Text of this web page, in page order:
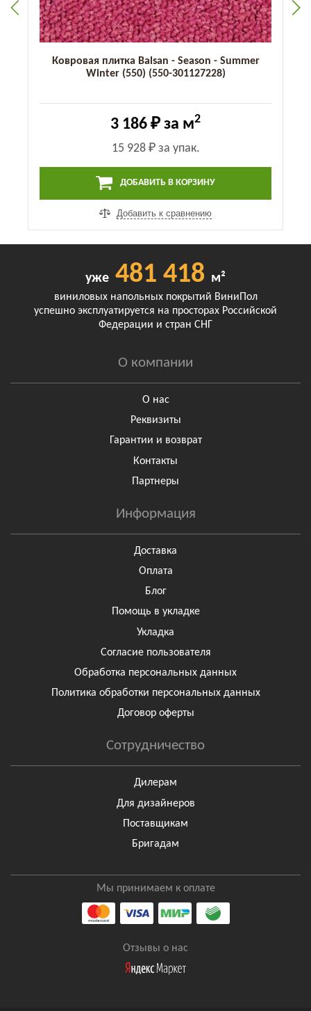
Ковровая плитка Balsan - Season - Summer
Winter (550) (550-301127228)
3 186 ₽ за м2
15 928 ₽за упак.
ДОБАВИТЬ В КОРЗИНУ
Добавить к сравнению
уже 481 418 м²
виниловых напольных покрытий ВиниПол
успешно эксплуатируется на просторах Российской
Федерации и стран СНГ
О компании
О нас
Реквизиты
Гарантии и возврат
Контакты
Партнеры
Информация
Доставка
Оплата
Блог
Помощь в укладке
Укладка
Согласие пользователя
Обработка персональных данных
Политика обработки персональных данных
Договор оферты
Сотрудничество
Дилерам
Для дизайнеров
Поставщикам
Бригадам
Мы принимаем к оплате
Отзывы о нас